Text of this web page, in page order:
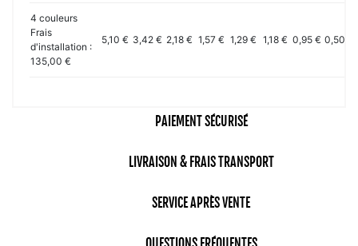
4 couleurs
Frais
d'installation :
135,00 €
5,10 € 3,42 € 2,18 € 1,57 € 1,29 € 1,18 € 0,95 € 0,50 €
PAIEMENT SÉCURISÉ
LIVRAISON & FRAIS TRANSPORT
SERVICE APRÈS VENTE